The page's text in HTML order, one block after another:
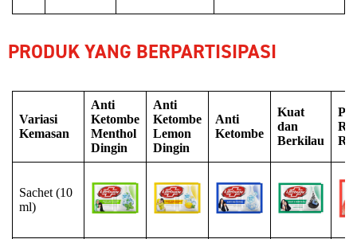
PRODUK YANG BERPARTISIPASI
Variasi
Kemasan
Anti
Ketombe
Menthol
Dingin
Anti
Ketombe
Lemon
Dingin
Anti
Ketombe
Kuat
dan
Berkilau
Sachet (10
ml)